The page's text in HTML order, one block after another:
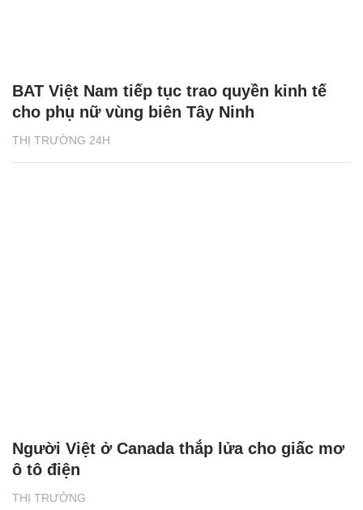
THỊ TRƯỜNG 24H
BAT Việt Nam tiếp tục trao quyền kinh tế
cho phụ nữ vùng biên Tây Ninh
THỊ TRƯỜNG
Người Việt ở Canada thắp lửa cho giấc mơ
ô tô điện